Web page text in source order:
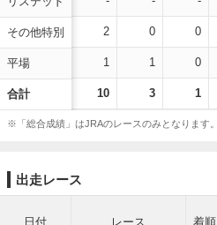
その他特別
平場
合計
2 0 0
1 1 0
10 3 1
※「総合成績」はJRAのレースのみとなります。
出走レース
日付 レース 着順